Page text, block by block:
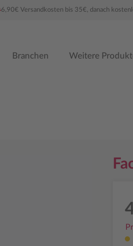
6,90€ Versandkosten bis 35€, danach
Branchen Weitere